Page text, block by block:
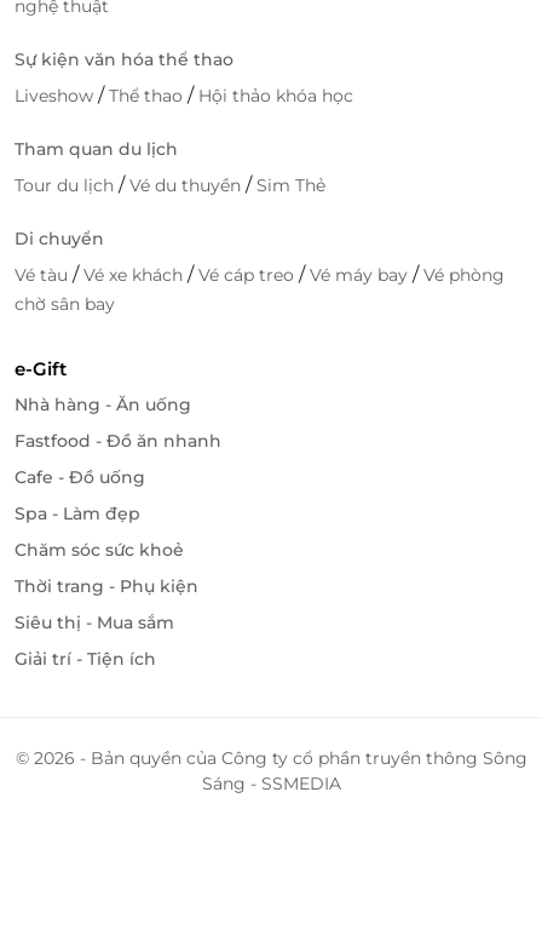
nghệ thuật
Sự kiện văn hóa thể thao
Liveshow /Thể thao / Hội thảo khóa học
Tham quan du lịch
Tour du lịch /Vé du thuyền /Sim Thẻ
Di chuyển
Vé tàu /Vé xe khách /Vé cáp treo /Vé máy bay /Vé phòng
chờ sân bay
e-Gift
Nhà hàng - Ăn uống
Fastfood - Đồ ăn nhanh
Cafe - Đồ uống
Spa - Làm đẹp
Chăm sóc sức khoẻ
Thời trang - Phụ kiện
Siêu thị - Mua sắm
Giải trí - Tiện ích
© 2026 - Bản quyền của Công ty cổ phần truyền thông Sông
Sáng - SSMEDIA